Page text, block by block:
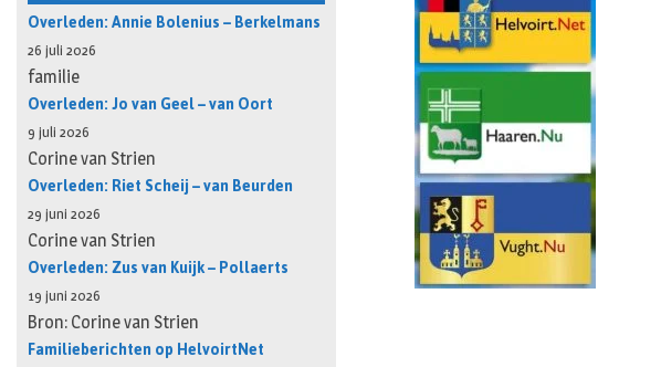
Overleden: Annie Bolenius – Berkelmans
26 juli 2026
familie
Overleden: Jo van Geel – van Oort
9 juli 2026
Corine van Strien
Overleden: Riet Scheij – van Beurden
29 juni 2026
Corine van Strien
Overleden: Zus van Kuijk – Pollaerts
19 juni 2026
Bron: Corine van Strien
Familieberichten op HelvoirtNet